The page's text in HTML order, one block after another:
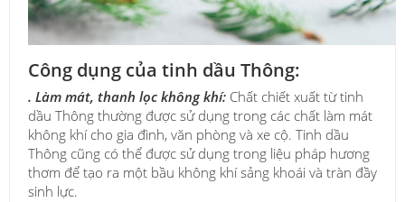
Công dụng của tinh dầu Thông:
. Làm mát, thanh lọc không khí: Chất chiết xuất từ ​​tinh
dầu Thông thường được sử dụng trong các chất làm mát
không khí cho gia đình, văn phòng và xe cộ. Tinh dầu
Thông cũng có thể được sử dụng trong liệu pháp hương
thơm để tạo ra một bầu không khí sảng khoái và tràn đầy
sinh lực.